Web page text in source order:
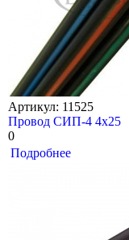
Артикул: 11525
Провод СИП-4 4х25
0
Подробнее